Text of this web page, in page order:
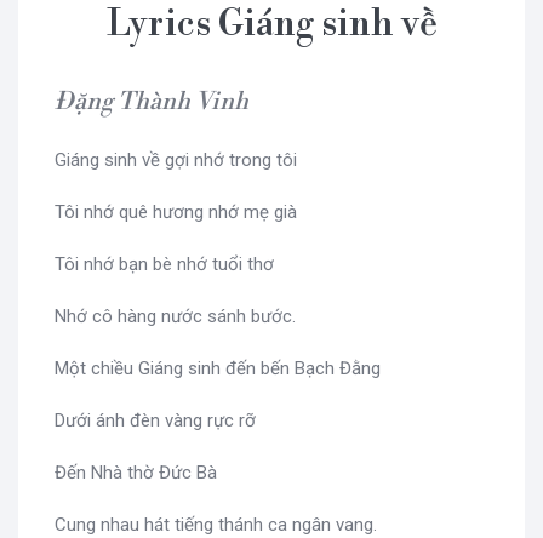
Lyrics Giáng sinh về
Đặng Thành Vinh
Giáng sinh về gợi nhớ trong tôi
Tôi nhớ quê hương nhớ mẹ già
Tôi nhớ bạn bè nhớ tuổi thơ
Nhớ cô hàng nước sánh bước.
Một chiều Giáng sinh đến bến Bạch Đằng
Dưới ánh đèn vàng rực rỡ
Đến Nhà thờ Đức Bà
Cung nhau hát tiếng thánh ca ngân vang.